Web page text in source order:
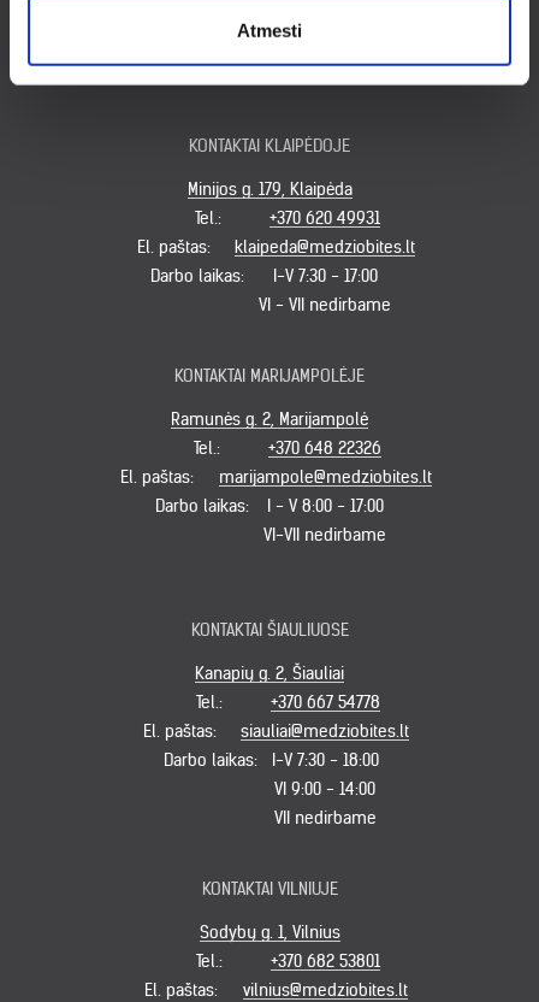
Atmesti
KONTAKTAI KLAIPĖDOJE
Minijos g. 179, Klaipėda
Tel.:
+370 620 49931
El. paštas:
klaipeda@medziobites.lt
Darbo laikas:
I-V 7:30 - 17:00
VI - VII nedirbame
KONTAKTAI MARIJAMPOLĖJE
Ramunės g. 2, Marijampolė
Tel.:
+370 648 22326
El. paštas:
marijampole@medziobites.lt
Darbo laikas:
I - V 8:00 - 17:00
VI-VII nedirbame
KONTAKTAI ŠIAULIUOSE
Kanapių g. 2, Šiauliai
Tel.:
+370 667 54778
El. paštas:
siauliai@medziobites.lt
Darbo laikas:
I-V 7:30 - 18:00
VI 9:00 - 14:00
VII nedirbame
KONTAKTAI VILNIUJE
Sodybų g. 1, Vilnius
Tel.:
+370 682 53801
El. paštas:
vilnius@medziobites.lt